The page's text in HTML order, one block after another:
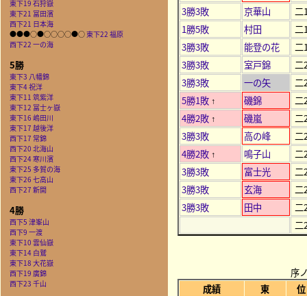
東下19 石狩嶽
東下21 冨田濱
西下21 日本海
●●●○●○○○○●○東下22 福原
西下22 一の海
5勝
東下3 八幡錦
東下4 祝洋
東下11 筑紫洋
東下12 冨士ヶ嶽
東下16 嶋田川
東下17 越後洋
西下17 常錦
西下20 北海山
西下24 寒川濱
東下25 多賀の海
東下26 七高山
西下27 新開
4勝
西下5 津峯山
西下9 一渡
東下10 雲仙嶽
東下14 白鷲
東下18 大花嶽
西下19 廣錦
西下23 千山
3勝3敗 京華山
二
1勝5敗
村田
二
3勝3敗
能登の花
二
3勝3敗
室戸錦
二
3勝3敗
一の矢
二
5勝1敗 ↑ 磯錦
二
4勝2敗 ↑ 磯嵐
二
3勝3敗
高の峰
二
4勝2敗 ↑ 鳴子山
二
3勝3敗
富士光
二
3勝3敗
玄海
二
3勝3敗
田中
二
二
序
成績
東
位